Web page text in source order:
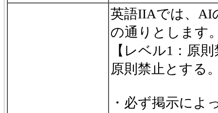
英語IIAでは、AI
の通りとします
【レベル1：原
原則禁止とする
・必ず掲示によ